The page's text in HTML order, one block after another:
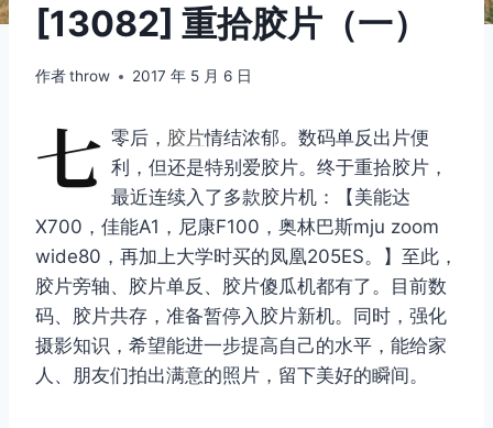
[13082] 重拾胶片（一）
作者throw 2017 年 5 月 6 日
七 零后， 胶片情结浓郁。数码单反出片便
利，但还是特别爱胶片。终于重拾胶片，
最近连续入了多款胶片机：【美能达
X700，佳能A1，尼康F100，奥林巴斯mju zoom
wide80，再加上大学时买的凤凰205ES。】至此，
胶片旁轴、胶片单反、胶片傻瓜机都有了。目前数
码、胶片共存，准备暂停入胶片新机。同时，强化
摄影知识，希望能进一步提高自己的水平，能给家
人、朋友们拍出满意的照片，留下美好的瞬间。